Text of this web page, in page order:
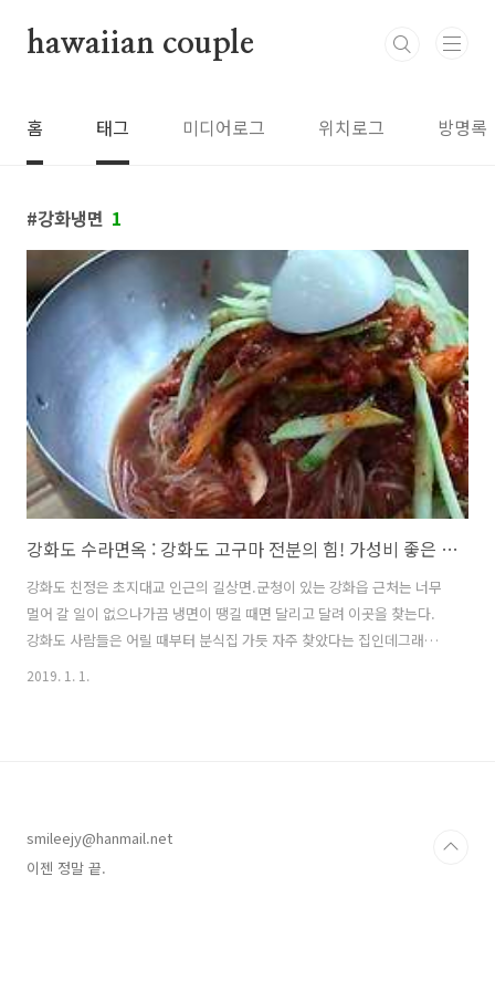
hawaiian couple
홈 태그 미디어로그 위치로그 방명록
강화냉면 1
강화도 수라면옥 : 강화도 고구마 전분의 힘! 가성비 좋은 냉면집
강화도 친정은 초지대교 인근의 길상면.군청이 있는 강화읍 근처는 너무
멀어 갈 일이 없으나가끔 냉면이 땡길 때면 달리고 달려 이곳을 찾는다.
강화도 사람들은 어릴 때부터 분식집 가듯 자주 찾았다는 집인데그래도
이제는 제법 규모도 커지고 입소문도 많이 나서분식점 티는 찾아볼 수가
끔 가시는..
2019. 1. 1.
smileejy@hanmail.net
이젠 정말 끝.